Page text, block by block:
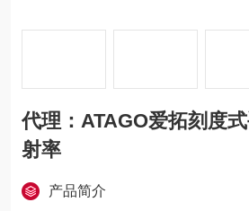
代理：ATAGO爱拓刻度
射率
产品简介